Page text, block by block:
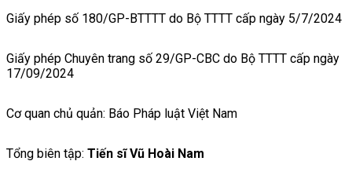
Giấy phép số 180/GP-BTTTT do Bộ TTTT cấp ngày 5/7/2024
Giấy phép Chuyên trang số 29/GP-CBC do Bộ TTTT cấp ngày
17/09/2024
Cơ quan chủ quản: Báo Pháp luật Việt Nam
Tổng biên tập: Tiến sĩ Vũ Hoài Nam